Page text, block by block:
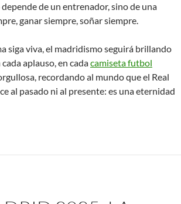
de un entrenador, sino de una
ganar siempre, soñar siempre.
siga viva, el madridismo seguirá brillando
aplauso, en cadacamiseta futbol
recordando al mundo que el Real
al pasado ni al presente: es una eternidad